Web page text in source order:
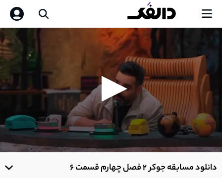
0
of دانلود مسابقه جوکر 2 فصل چهارم قسمت 6